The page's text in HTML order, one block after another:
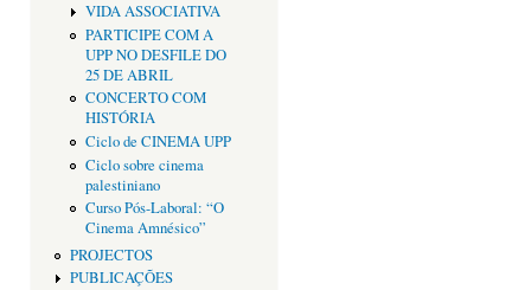
VIDA ASSOCIATIVA
PARTICIPE COM A
UPP NO DESFILE DO
25 DE ABRIL
CONCERTO COM
HISTÓRIA
Ciclo de CINEMA UPP
Ciclo sobre cinema
palestiniano
Curso Pós-Laboral: “O
Cinema Amnésico”
PROJECTOS
PUBLICAÇÕES